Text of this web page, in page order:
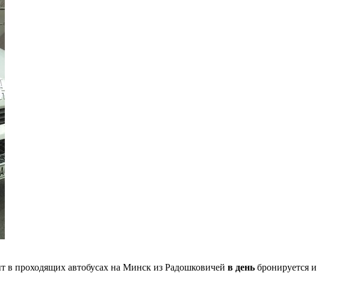
в проходящих автобусах на Минск из Радошковичей в день бронируется и